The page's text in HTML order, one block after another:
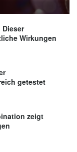
Dieser
Wirkungen
getestet
zeigt